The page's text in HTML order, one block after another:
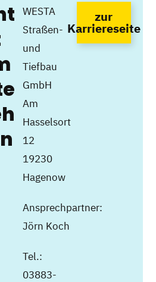
WESTA
Straßen-
und
Tiefbau
GmbH
Am
Hasselsort
12
19230
Hagenow
Ansprechpartner:
Jörn Koch
Tel.:
03883-
zur
Karriereseite